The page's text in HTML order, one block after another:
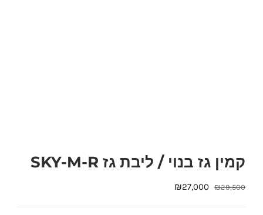
קמין גז בנוי / ליבת גז SKY-M-R
₪29,500
המחיר ₪27,000